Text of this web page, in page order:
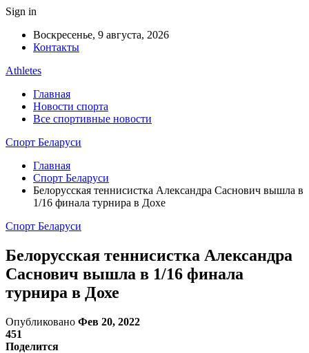
Sign in
Воскресенье, 9 августа, 2026
Контакты
Athletes
Главная
Новости спорта
Все спортивные новости
Спорт Беларуси
Главная
Спорт Беларуси
Белорусская теннисистка Александра Саснович вышла в
1/16 финала турнира в Дохе
Спорт Беларуси
Белорусская теннисистка Александра
Саснович вышла в 1/16 финала
турнира в Дохе
Опубликовано Фев 20, 2022
451
Поделится